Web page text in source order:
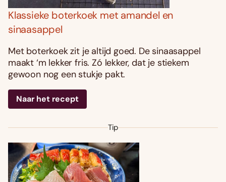
Klassieke boterkoek met amandel en
sinaasappel
Met boterkoek zit je altijd goed. De sinaasappel
maakt ‘m lekker fris. Zó lekker, dat je stiekem
gewoon nog een stukje pakt.
Naar het recept
Tip